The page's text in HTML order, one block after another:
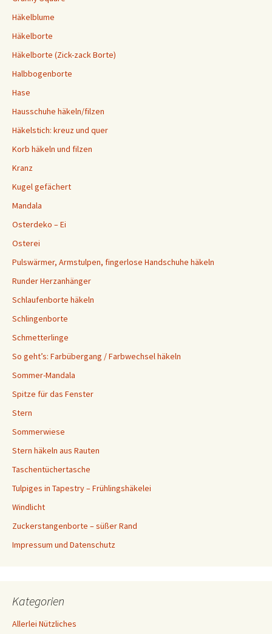
Häkelblume
Häkelborte
Häkelborte (Zick-zack Borte)
Halbbogenborte
Hase
Hausschuhe häkeln/filzen
Häkelstich: kreuz und quer
Korb häkeln und filzen
Kranz
Kugel gefächert
Mandala
Osterdeko – Ei
Osterei
Pulswärmer, Armstulpen, fingerlose Handschuhe häkeln
Runder Herzanhänger
Schlaufenborte häkeln
Schlingenborte
Schmetterlinge
So geht’s: Farbübergang / Farbwechsel häkeln
Sommer-Mandala
Spitze für das Fenster
Stern
Sommerwiese
Stern häkeln aus Rauten
Taschentüchertasche
Tulpiges in Tapestry – Frühlingshäkelei
Windlicht
Zuckerstangenborte – süßer Rand
Impressum und Datenschutz
Kategorien
Allerlei Nützliches